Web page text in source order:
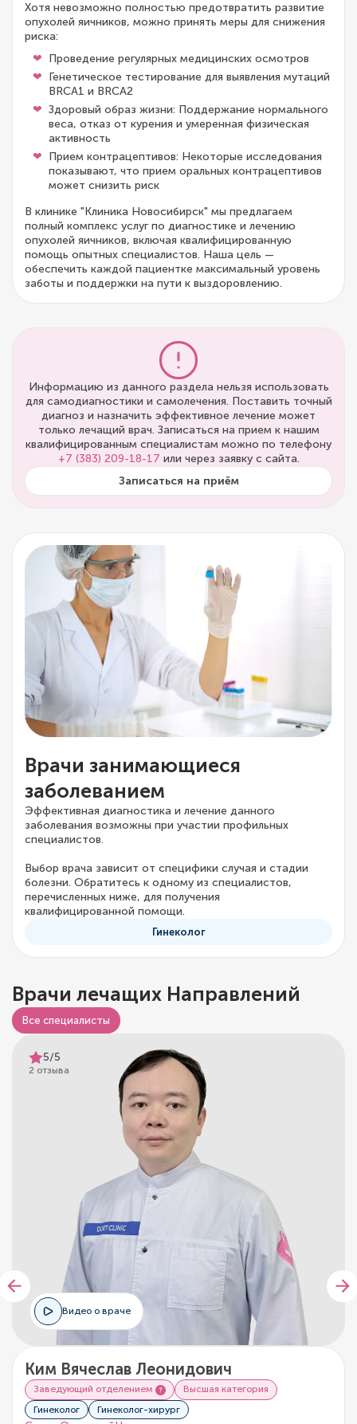
Хотя невозможно полностью предотвратить развитие
опухолей яичников, можно принять меры для снижения
риска:
Проведение регулярных медицинских осмотров
Генетическое тестирование для выявления мутаций
BRCA1 и BRCA2
Здоровый образ жизни: Поддержание нормального
веса, отказ от курения и умеренная физическая
активность
Прием контрацептивов: Некоторые исследования
показывают, что прием оральных контрацептивов
может снизить риск
В клинике "Клиника Новосибирск" мы предлагаем
полный комплекс услуг по диагностике и лечению
опухолей яичников, включая квалифицированную
помощь опытных специалистов. Наша цель —
обеспечить каждой пациентке максимальный уровень
заботы и поддержки на пути к выздоровлению.
Информацию из данного раздела нельзя использовать
для самодиагностики и самолечения. Поставить точный
диагноз и назначить эффективное лечение может
только лечащий врач. Записаться на прием к нашим
квалифицированным специалистам можно по телефону
+7 (383) 209-18-17 или через заявку с сайта.
Записаться на приём
Врачи занимающиеся
заболеванием
Эффективная диагностика и лечение данного
заболевания возможны при участии профильных
специалистов.
Выбор врача зависит от специфики случая и стадии
болезни. Обратитесь к одному из специалистов,
перечисленных ниже, для получения
квалифицированной помощи.
Гинеколог
Врачи лечащих Направлений
Все специалисты
5/5
2 отзыва
Видео о враче
Ким Вячеслав Леонидович
Заведующий отделением
Высшая категория
Гинеколог
Гинеколог-хирург